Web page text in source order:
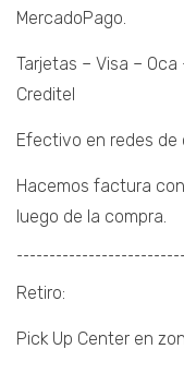
MercadoPago.
Tarjetas – Visa –
Creditel
Efectivo en redes de
Hacemos factura
luego de la compra.
Retiro:
Pick Up Center en